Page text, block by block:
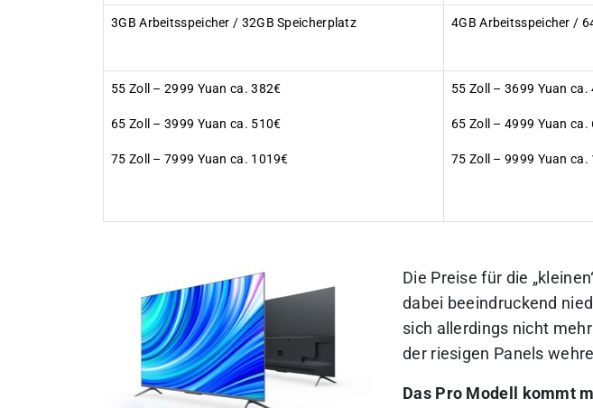
3GB Arbeitsspeicher / 32GB Speicherplatz 4GB Arbeitsspeicher /
55 Zoll – 2999 Yuan ca. 382€
65 Zoll – 3999 Yuan ca. 510€
75 Zoll – 7999 Yuan ca. 1019€
55 Zoll – 3699 Yuan ca.
65 Zoll – 4999 Yuan ca.
75 Zoll – 9999 Yuan ca.
Die Preise für die
dabei beeindruckend
sich allerdings nicht
der riesigen Panels
Das Pro Modell kommt